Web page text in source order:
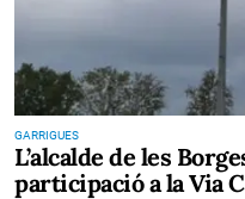
GARRIGUES
L’alcalde de les
participació a la Via